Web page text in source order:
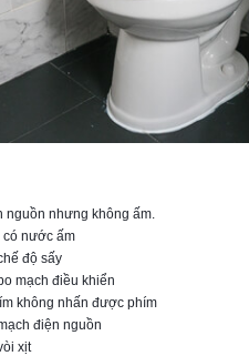
nhưng không ấm.
có nước ấm
độ sấy
mạch điều khiển
không nhấn được phím
điện nguồn
xịt